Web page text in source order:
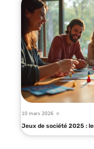
10 mars 2026
Jeux de société 2025 :